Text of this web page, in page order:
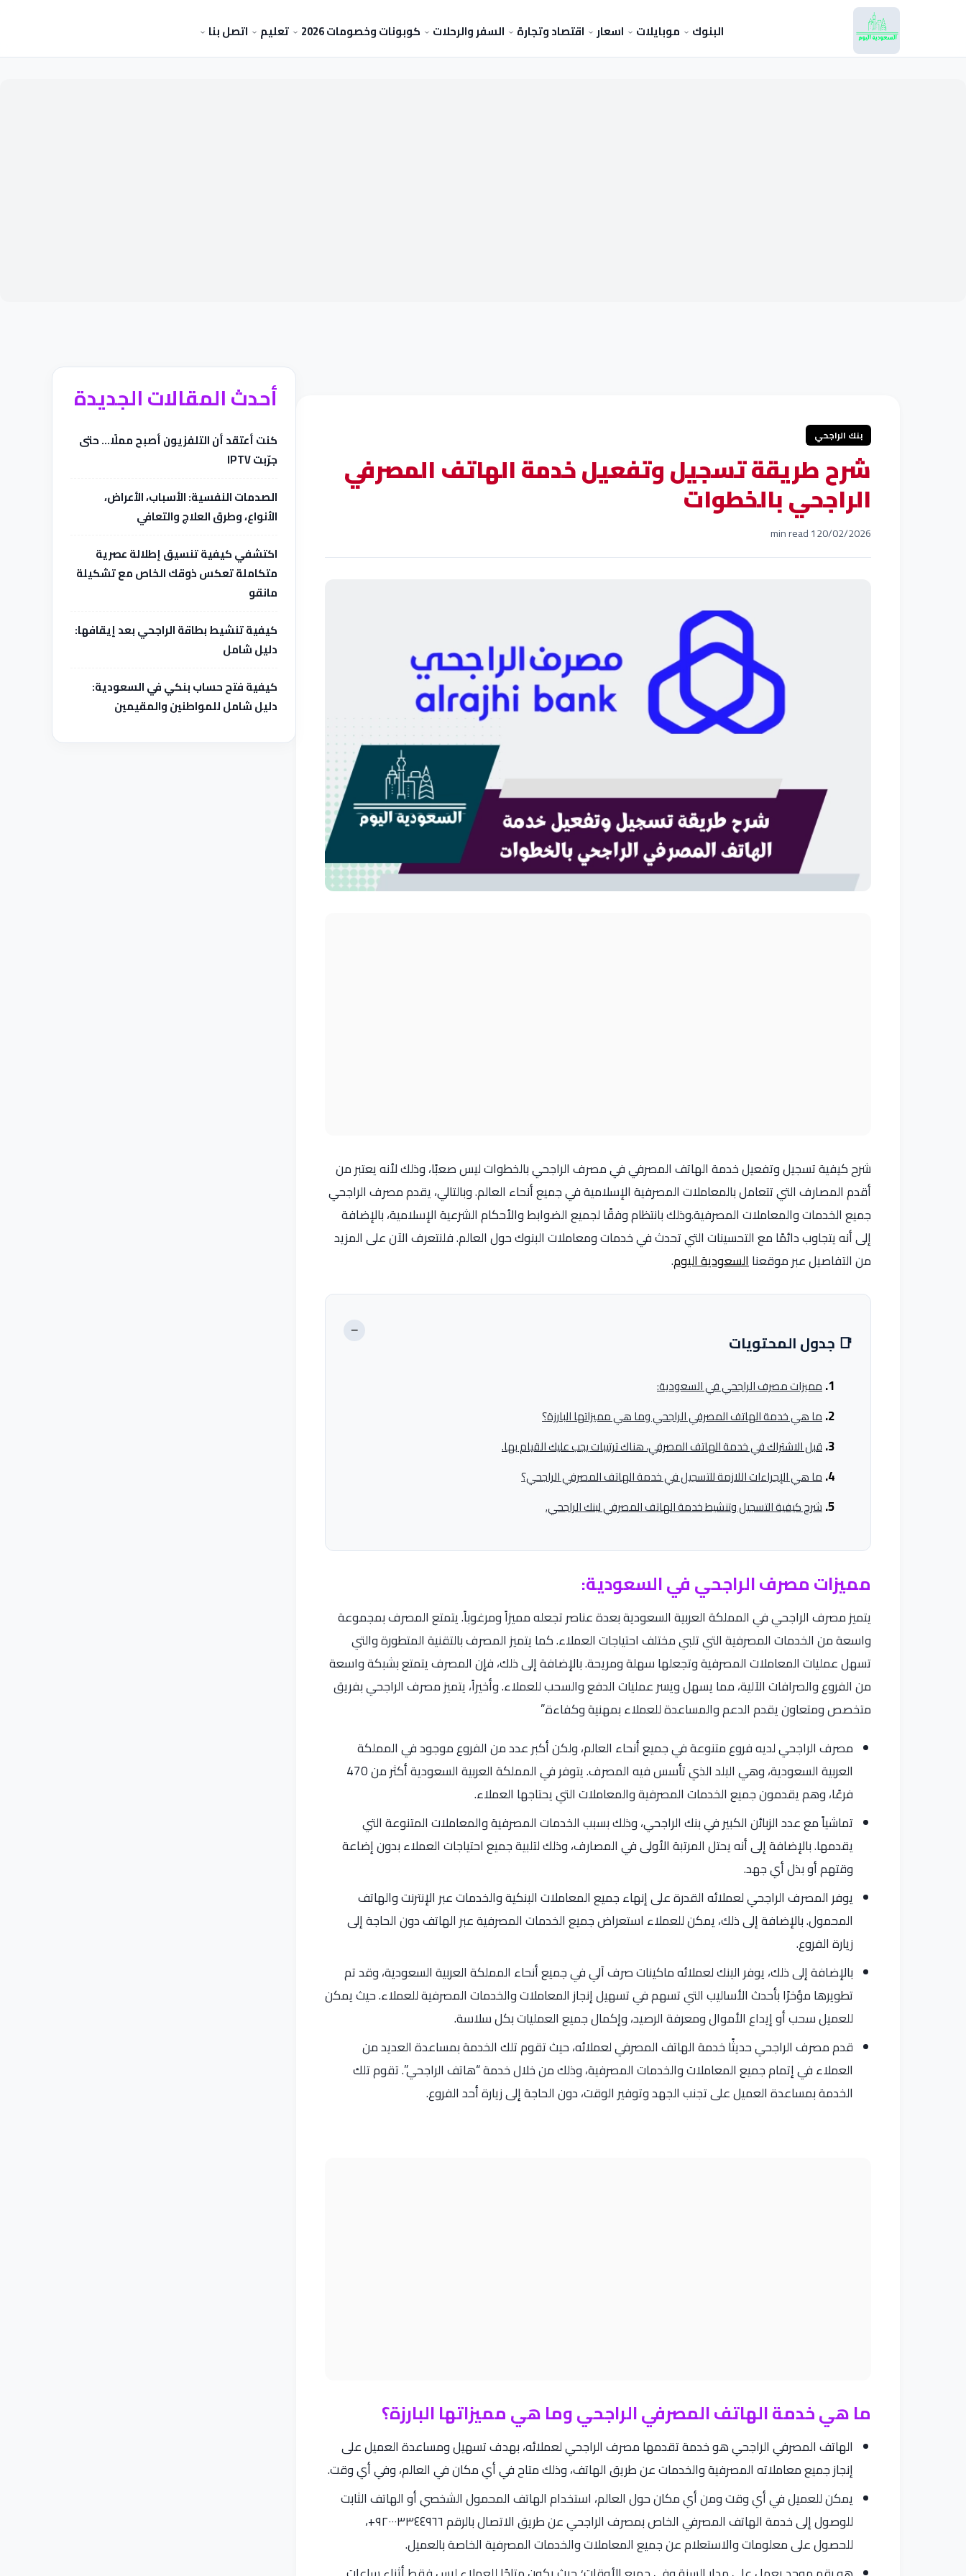
البنوك موبايلات اسعار اقتصاد وتجارة السفر والرحلات كوبونات وخصومات 2026 تعليم اتصل بنا
بنك الراجحي
شرح طريقة تسجيل وتفعيل خدمة الهاتف المصرفي
الراجحي بالخطوات
20/02/2026
1 min read
شرح كيفية تسجيل وتفعيل خدمة الهاتف المصرفي في مصرف الراجحي بالخطوات ليس صعبًا، وذلك لأنه يعتبر من
أقدم المصارف التي تتعامل بالمعاملات المصرفية الإسلامية في جميع أنحاء العالم. وبالتالي، يقدم مصرف الراجحي
جميع الخدمات والمعاملات المصرفية.وذلك بانتظام وفقًا لجميع الضوابط والأحكام الشرعية الإسلامية، بالإضافة
إلى أنه يتجاوب دائمًا مع التحسينات التي تحدث في خدمات ومعاملات البنوك حول العالم. فلنتعرف الآن على المزيد
من التفاصيل عبر موقعناالسعودية اليوم.
📑 جدول المحتويات −
مميزات مصرف الراجحي في السعودية:
ما هي خدمة الهاتف المصرفي الراجحي وما هي مميزاتها البارزة؟
قبل الاشتراك في خدمة الهاتف المصرفي، هناك ترتيبات يجب عليك القيام بها.
ما هي الإجراءات اللازمة للتسجيل في خدمة الهاتف المصرفي الراجحي؟
شرح كيفية التسجيل وتنشيط خدمة الهاتف المصرفي لبنك الراجحي.
مميزات مصرف الراجحي في السعودية:
يتميز مصرف الراجحي في المملكة العربية السعودية بعدة عناصر تجعله مميزاً ومرغوباً. يتمتع المصرف بمجموعة
واسعة من الخدمات المصرفية التي تلبي مختلف احتياجات العملاء. كما يتميز المصرف بالتقنية المتطورة والتي
تسهل عمليات المعاملات المصرفية وتجعلها سهلة ومريحة. بالإضافة إلى ذلك، فإن المصرف يتمتع بشبكة واسعة
من الفروع والصرافات الآلية، مما يسهل ويسر عمليات الدفع والسحب للعملاء. وأخيراً، يتميز مصرف الراجحي بفريق
متخصص ومتعاون يقدم الدعم والمساعدة للعملاء بمهنية وكفاءة.”
مصرف الراجحي لديه فروع متنوعة في جميع أنحاء العالم، ولكن أكبر عدد من الفروع موجود في المملكة
العربية السعودية، وهي البلد الذي تأسس فيه المصرف. يتوفر في المملكة العربية السعودية أكثر من 470
فرعًا، وهم يقدمون جميع الخدمات المصرفية والمعاملات التي يحتاجها العملاء.
تماشياً مع عدد الزبائن الكبير في بنك الراجحي، وذلك بسبب الخدمات المصرفية والمعاملات المتنوعة التي
يقدمها. بالإضافة إلى أنه يحتل المرتبة الأولى في المصارف، وذلك لتلبية جميع احتياجات العملاء بدون إضاعة
وقتهم أو بذل أي جهد.
يوفر المصرف الراجحي لعملائه القدرة على إنهاء جميع المعاملات البنكية والخدمات عبر الإنترنت والهاتف
المحمول. بالإضافة إلى ذلك، يمكن للعملاء استعراض جميع الخدمات المصرفية عبر الهاتف دون الحاجة إلى
زيارة الفروع.
بالإضافة إلى ذلك، يوفر البنك لعملائه ماكينات صرف آلي في جميع أنحاء المملكة العربية السعودية، وقد تم
تطويرها مؤخرًا بأحدث الأساليب التي تسهم في تسهيل إنجاز المعاملات والخدمات المصرفية للعملاء. حيث يمكن
للعميل سحب أو إيداع الأموال ومعرفة الرصيد، وإكمال جميع العمليات بكل سلاسة.
قدم مصرف الراجحي حديثًا خدمة الهاتف المصرفي لعملائه، حيث تقوم تلك الخدمة بمساعدة العديد من
العملاء في إتمام جميع المعاملات والخدمات المصرفية، وذلك من خلال خدمة “هاتف الراجحي”. تقوم تلك
الخدمة بمساعدة العميل على تجنب الجهد وتوفير الوقت، دون الحاجة إلى زيارة أحد الفروع.
ما هي خدمة الهاتف المصرفي الراجحي وما هي مميزاتها البارزة؟
الهاتف المصرفي الراجحي هو خدمة تقدمها مصرف الراجحي لعملائه، بهدف تسهيل ومساعدة العميل على
إنجاز جميع معاملاته المصرفية والخدمات عن طريق الهاتف، وذلك متاح في أي مكان في العالم، وفي أي وقت.
يمكن للعميل في أي وقت ومن أي مكان حول العالم، استخدام الهاتف المحمول الشخصي أو الهاتف الثابت
للوصول إلى خدمة الهاتف المصرفي الخاص بمصرف الراجحي عن طريق الاتصال بالرقم ٩٢٠٠٠٣٣٤٤٩٦٦+،
للحصول على معلومات والاستعلام عن جميع المعاملات والخدمات المصرفية الخاصة بالعميل.
أحدث المقالات الجديدة
كنت أعتقد أن التلفزيون أصبح مملًا… حتى
جرّبت IPTV
الصدمات النفسية: الأسباب، الأعراض،
الأنواع، وطرق العلاج والتعافي
اكتشفي كيفية تنسيق إطلالة عصرية
متكاملة تعكس ذوقك الخاص مع تشكيلة
مانقو
كيفية تنشيط بطاقة الراجحي بعد إيقافها:
دليل شامل
كيفية فتح حساب بنكي في السعودية:
دليل شامل للمواطنين والمقيمين